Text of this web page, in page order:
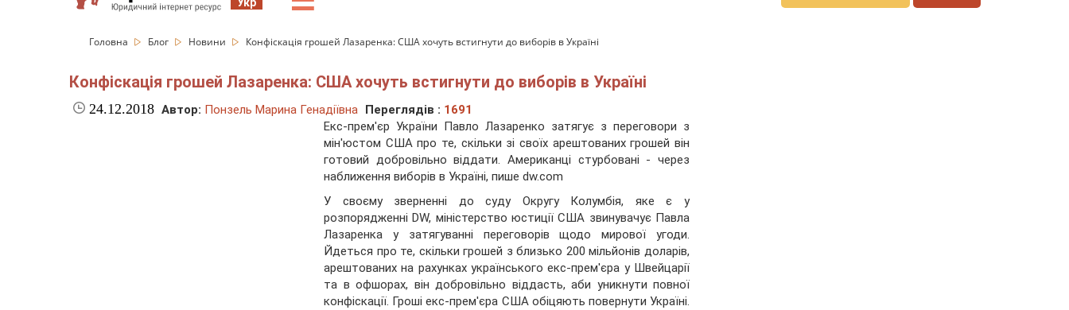
Головна Блог Новини Конфіскація грошей Лазаренка: США хочуть встигнути до виборів в Україні
Конфіскація грошей Лазаренка: США хочуть встигнути до виборів в Україні
24.12.2018 Автор: Понзель Марина Генадіївна Переглядів : 1691
Екс-прем'єр України Павло Лазаренко затягує з переговори з
мін'юстом США про те, скільки зі своїх арештованих грошей він
готовий добровільно віддати. Американці стурбовані - через
наближення виборів в Україні, пише dw.com
У своєму зверненні до суду Округу Колумбія, яке є у
розпорядженні DW, міністерство юстиції США звинувачує Павла
Лазаренка у затягуванні переговорів щодо мирової угоди.
Йдеться про те, скільки грошей з близько 200 мільйонів доларів,
арештованих на рахунках українського екс-прем'єра у Швейцарії
та в офшорах, він добровільно віддасть, аби уникнути повної
конфіскації. Гроші екс-прем'єра США обіцяють повернути Україні.